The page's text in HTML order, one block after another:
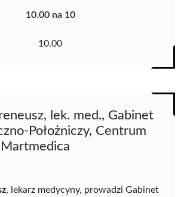
10.00 na 10
10.00
lek. med., Gabinet
Położniczy, Centrum
, lekarz medycyny, prowadzi Gabinet